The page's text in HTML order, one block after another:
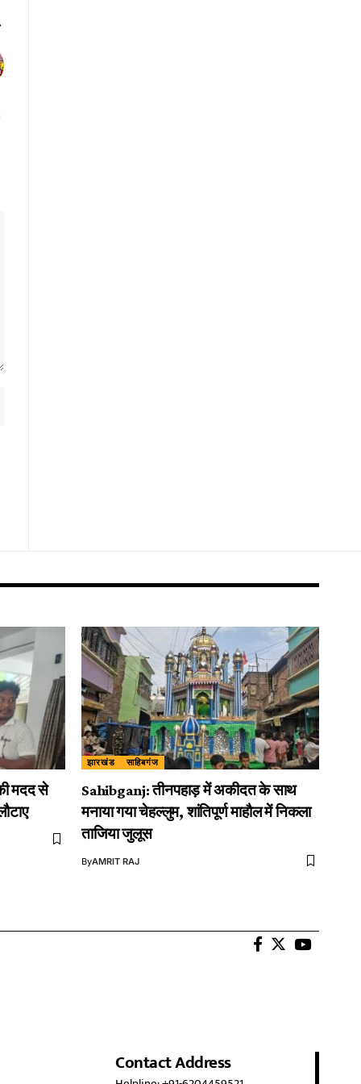
मदद से
झारखंड साहिबगंज
Sahibganj: तीनपहाड़ में अकीदत के साथ
मनाया गया चेहल्लुम, शांतिपूर्ण माहौल में निकला
ताजिया जुलूस
ByAMRIT RAJ
Contact Address